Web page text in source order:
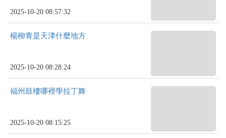
2025-10-20 08:57:32
楊柳青是天津什麼地方
2025-10-20 08:28:24
福州鼓樓哪裡學拉丁舞
2025-10-20 08:15:25